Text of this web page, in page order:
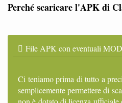
Perché scaricare l'APK di
File APK con eventuali
Ci teniamo prima di tutto a
semplicemente permettere di